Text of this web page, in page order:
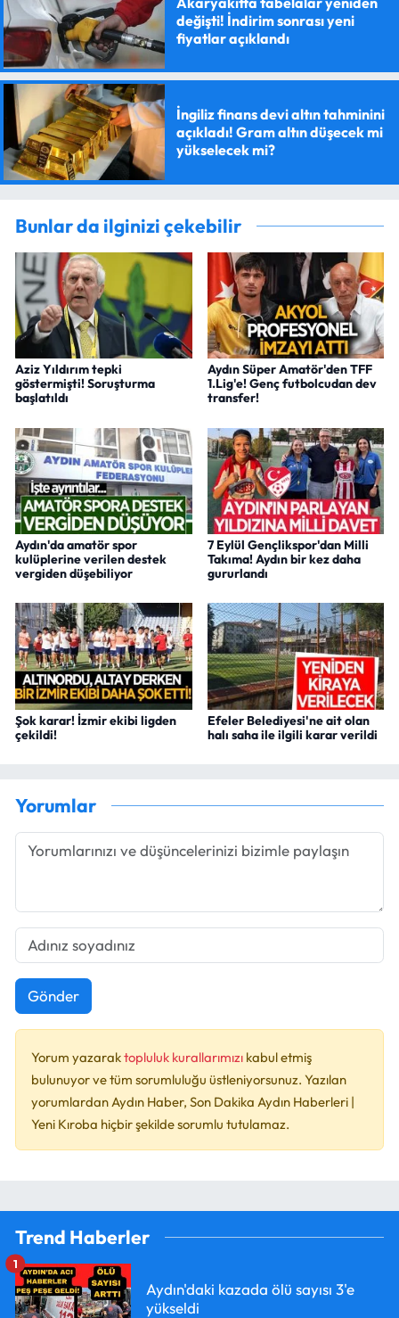
değişti! İndirim sonrası yeni
fiyatlar açıklandı
İngiliz finans devi altın tahminini
açıkladı! Gram altın düşecek mi
yükselecek mi?
Bunlar da ilginizi çekebilir
Aziz Yıldırım tepki
göstermişti! Soruşturma
başlatıldı
Aydın Süper Amatör'den TFF
1.Lig'e! Genç futbolcudan dev
transfer!
Aydın'da amatör spor
kulüplerine verilen destek
vergiden düşebiliyor
7 Eylül Gençlikspor'dan Milli
Takıma! Aydın bir kez daha
gururlandı
Şok karar! İzmir ekibi ligden
çekildi!
Efeler Belediyesi'ne ait olan
halı saha ile ilgili karar verildi
Yorumlar
Gönder
Yorum yazaraktopluluk kurallarımızı kabul etmiş
bulunuyor ve tüm sorumluluğu üstleniyorsunuz. Yazılan
yorumlardan Aydın Haber, Son Dakika Aydın Haberleri |
Yeni Kıroba hiçbir şekilde sorumlu tutulamaz.
Trend Haberler
Aydın'daki kazada ölü sayısı 3'e
yükseldi
1